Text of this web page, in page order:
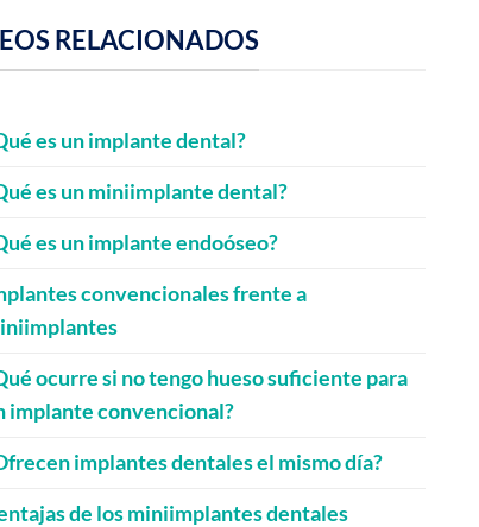
RELACIONADOS
es un implante dental?
es un miniimplante dental?
es un implante endoóseo?
convencionales frente a
ocurre si no tengo hueso suficiente para
implante convencional?
implantes dentales el mismo día?
de los miniimplantes dentales